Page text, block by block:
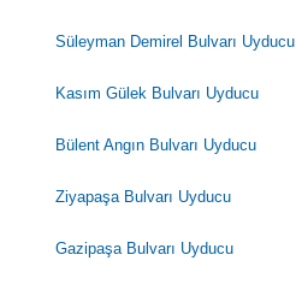
Süleyman Demirel Bulvarı Uyducu
Kasım Gülek Bulvarı Uyducu
Bülent Angın Bulvarı Uyducu
Ziyapaşa Bulvarı Uyducu
Gazipaşa Bulvarı Uyducu